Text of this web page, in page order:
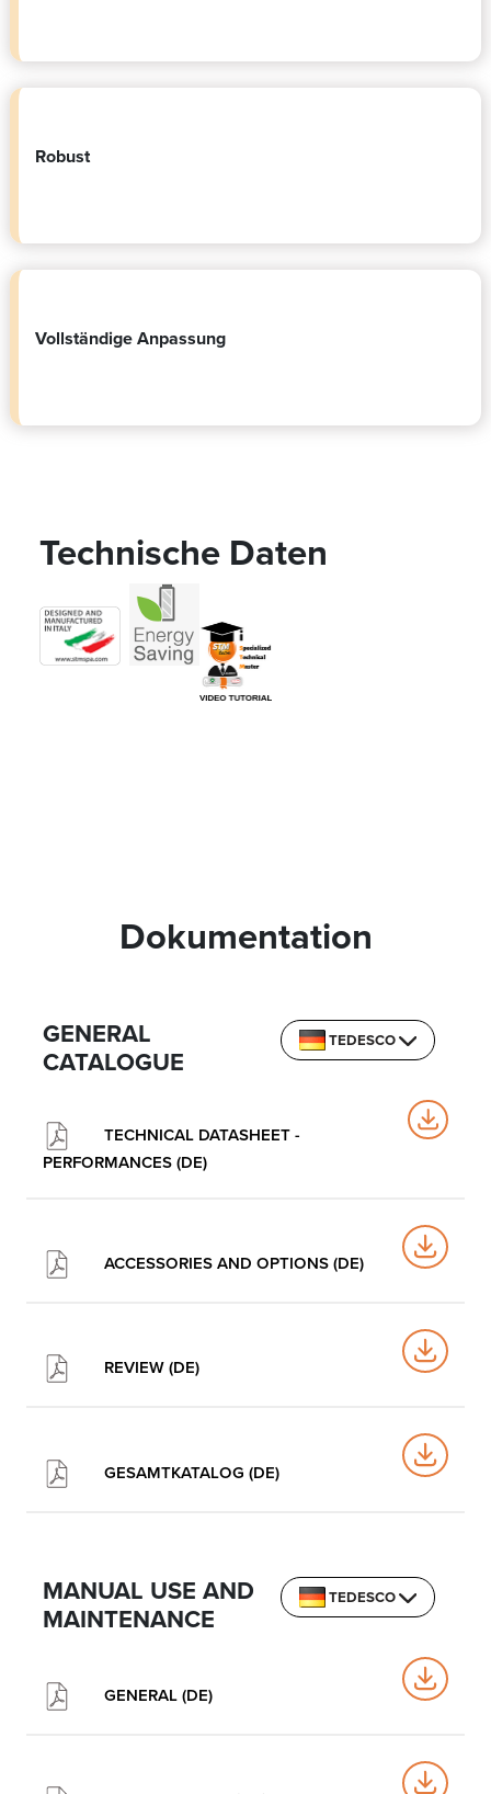
Robust
Vollständige Anpassung
Technische Daten
Dokumentation
GENERAL
CATALOGUE
TEDESCO
TECHNICAL DATASHEET -
PERFORMANCES (DE)
ACCESSORIES AND OPTIONS (DE)
REVIEW (DE)
GESAMTKATALOG (DE)
MANUAL USE AND
MAINTENANCE
TEDESCO
GENERAL (DE)